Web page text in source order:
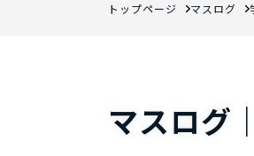
トップページ マスログ
マスログ